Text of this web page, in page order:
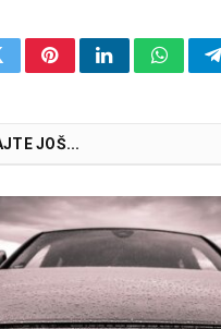
PinterestLinkedIn
JOŠ...